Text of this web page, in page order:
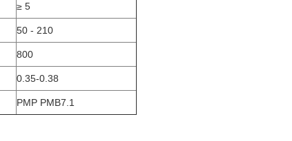
≥ 5
50 - 210
800
0.35-0.38
PMP PMB7.1